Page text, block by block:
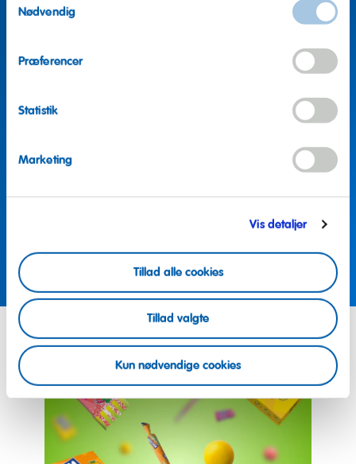
Nødvendig
Præferencer
Statistik
Marketing
Vis detaljer
Tillad alle cookies
Tillad valgte
Kun nødvendige cookies
Flere spørgsmål?
Tag kontakt nu